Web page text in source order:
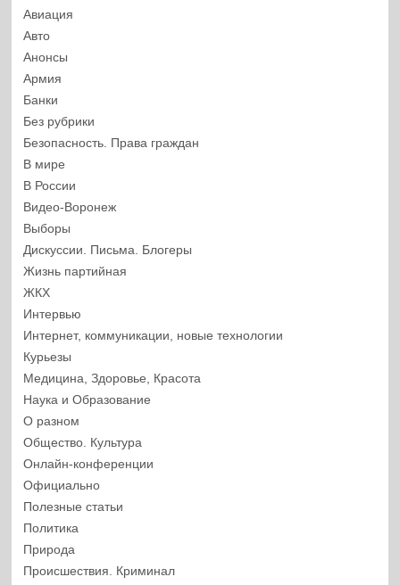
Авиация
Авто
Анонсы
Армия
Банки
Без рубрики
Безопасность. Права граждан
В мире
В России
Видео-Воронеж
Выборы
Дискуссии. Письма. Блогеры
Жизнь партийная
ЖКХ
Интервью
Интернет, коммуникации, новые технологии
Курьезы
Медицина, Здоровье, Красота
Наука и Образование
О разном
Общество. Культура
Онлайн-конференции
Официально
Полезные статьи
Политика
Природа
Происшествия. Криминал